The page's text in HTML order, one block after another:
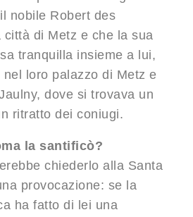
nobile Robert des
città di Metz e che la sua
tranquilla insieme a lui,
loro palazzo di Metz e
dove si trovava un
ritratto dei coniugi.
la santificò?
chiederlo alla Santa
provocazione: se la
ha fatto di lei una